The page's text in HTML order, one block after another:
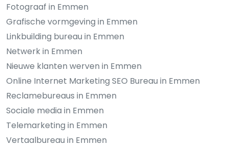
Fotograaf in Emmen
Grafische vormgeving in Emmen
Linkbuilding bureau in Emmen
Netwerk in Emmen
Nieuwe klanten werven in Emmen
Online Internet Marketing SEO Bureau in Emmen
Reclamebureaus in Emmen
Sociale media in Emmen
Telemarketing in Emmen
Vertaalbureau in Emmen